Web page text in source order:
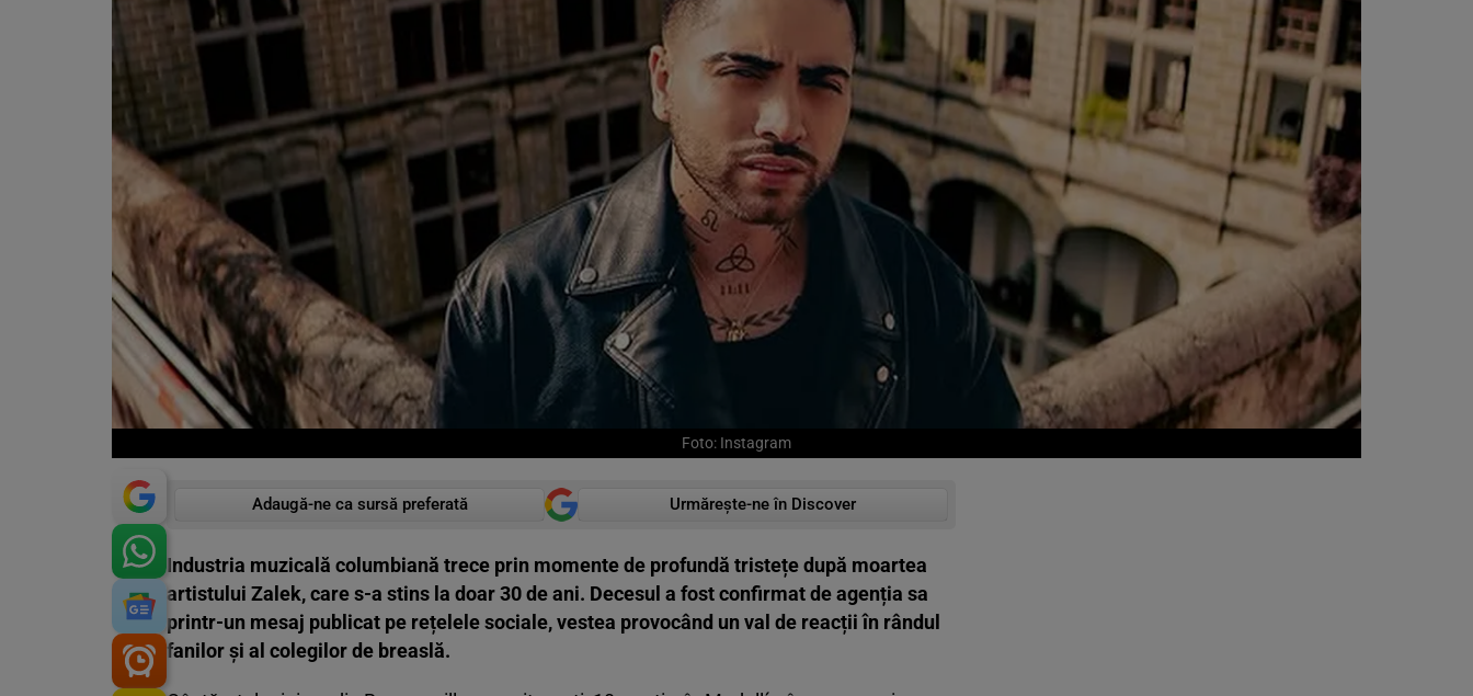
Foto: Instagram
Adaugă-ne ca sursă preferată Urmărește-ne în Discover
Industria muzicală columbiană trece prin momente de profundă tristețe după moartea
artistului Zalek, care s-a stins la doar 30 de ani. Decesul a fost confirmat de agenția sa
printr-un mesaj publicat pe rețelele sociale, vestea provocând un val de reacții în rândul
fanilor și al colegilor de breaslă.